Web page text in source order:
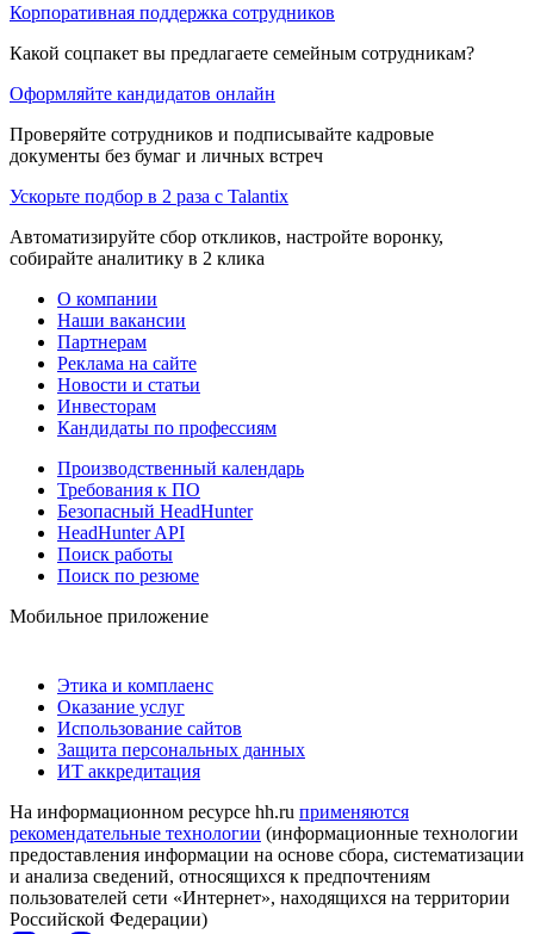
Корпоративная поддержка сотрудников
Какой соцпакет вы предлагаете семейным сотрудникам?
Оформляйте кандидатов онлайн
Проверяйте сотрудников и подписывайте кадровые
документы без бумаг и личных встреч
Ускорьте подбор в 2 раза с Talantix
Автоматизируйте сбор откликов, настройте воронку,
собирайте аналитику в 2 клика
О компании
Наши вакансии
Партнерам
Реклама на сайте
Новости и статьи
Инвесторам
Кандидаты по профессиям
Производственный календарь
Требования к ПО
Безопасный HeadHunter
HeadHunter API
Поиск работы
Поиск по резюме
Мобильное приложение
Этика и комплаенс
Оказание услуг
Использование сайтов
Защита персональных данных
ИТ аккредитация
На информационном ресурсе hh.ru применяются
рекомендательные технологии (информационные технологии
предоставления информации на основе сбора, систематизации
и анализа сведений, относящихся к предпочтениям
пользователей сети «Интернет», находящихся на территории
Российской Федерации)